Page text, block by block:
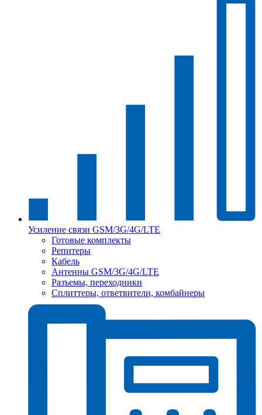
Усиление связи GSM/3G/4G/LTE
Готовые комплекты
Репитеры
Кабель
Антенны GSM/3G/4G/LTE
Разъемы, переходники
Сплиттеры, ответвители, комбайнеры